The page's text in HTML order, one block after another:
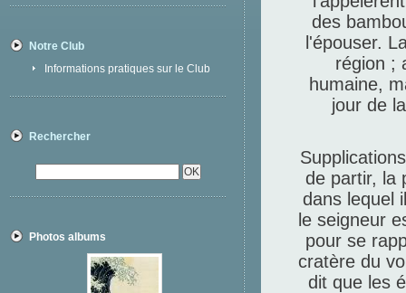
Notre Club
Informations pratiques sur le Club
Rechercher
Photos albums
des
l'épouser.
région ;
humaine,
jour de
de partir, la
dans lequel
le seigneur
pour se
cratère du
dit que les